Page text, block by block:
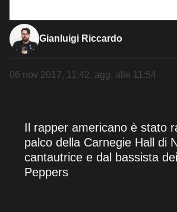
Gianluigi Riccardo
06 nov 2017, 11:42, agg. alle 11:54
Il rapper americano è stato
palco della Carnegie Hall di
cantautrice e dal bassista
Peppers